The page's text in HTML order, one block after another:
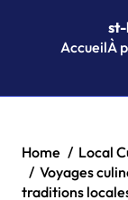
AccueilÀ
Home
Local
Voyages
traditions